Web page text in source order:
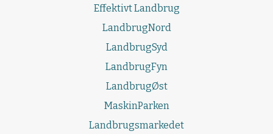
Effektivt Landbrug
LandbrugNord
LandbrugSyd
LandbrugFyn
LandbrugØst
MaskinParken
Landbrugsmarkedet